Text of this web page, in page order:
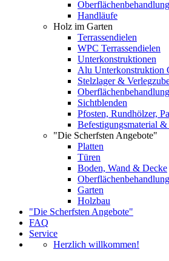
Oberflächenbehandlung
Handläufe
Holz im Garten
Terrassendielen
WPC Terrassendielen
Unterkonstruktionen
Alu Unterkonstruktion
Stelzlager &
Sichtblenden
Pfosten, Rundhölzer,
Befestigungsmaterial
"Die Scherfsten Angebote"
Platten
Türen
Boden, Wand & Decke
Oberflächenbehandlung
Garten
Holzbau
"Die Scherfsten Angebote"
FAQ
Service
Herzlich willkommen!